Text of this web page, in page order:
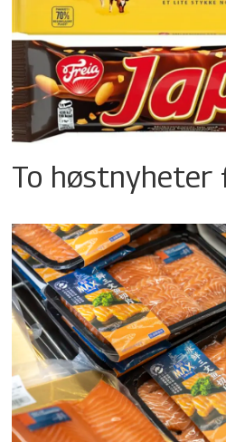
To høstnyheter